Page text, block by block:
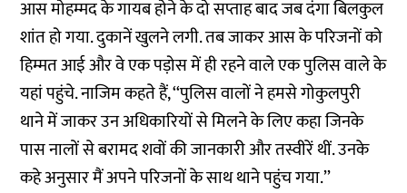
आस मोहम्मद के गायब होने के दो सप्ताह बाद जब दंगा बिलकुल
शांत हो गया. दुकानें खुलने लगी. तब जाकर आस के परिजनों को
हिम्मत आई और वे एक पड़ोस में ही रहने वाले एक पुलिस वाले के
यहां पहुंचे. नाजिम कहते हैं, ‘‘पुलिस वालों ने हमसे गोकुलपुरी
थाने में जाकर उन अधिकारियों से मिलने के लिए कहा जिनके
पास नालों से बरामद शवों की जानकारी और तस्वीरें थीं. उनके
कहे अनुसार मैं अपने परिजनों के साथ थाने पहुंच गया.’’